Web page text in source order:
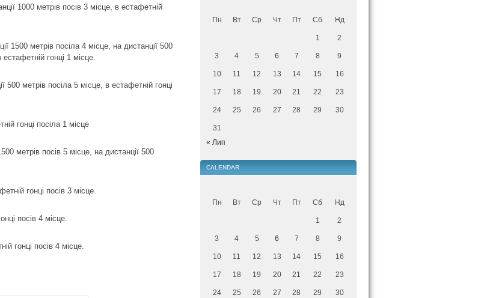
1000 метрів посів 3 місце, в естафетній
1500 метрів посіла 4 місце, на дистанції 500
гонці 1 місце.
метрів посіла 5 місце, в естафетній гонці
гонці посіла 1 місце
метрів посів 5 місце, на дистанції 500
гонці посів 3 місце.
посів 4 місце.
гонці посів 4 місце.
Пн Вт Ср Чт Пт Сб Нд
1 2
3 4 5 6 7 8 9
10 11 12 13 14 15 16
17 18 19 20 21 22 23
24 25 26 27 28 29 30
31
« Лип
CALENDAR
Пн Вт Ср Чт Пт Сб Нд
1 2
3 4 5 6 7 8 9
10 11 12 13 14 15 16
17 18 19 20 21 22 23
24 25 26 27 28 29 30